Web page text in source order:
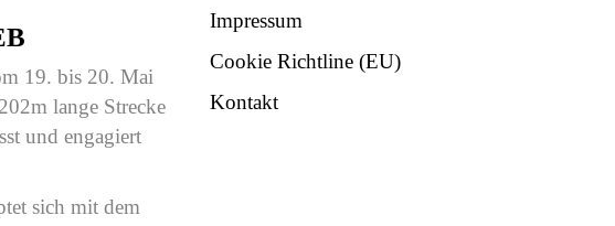
19. bis 20. Mai
lange Strecke
und engagiert
sich mit dem
Impressum
Cookie Richtline (EU)
Kontakt